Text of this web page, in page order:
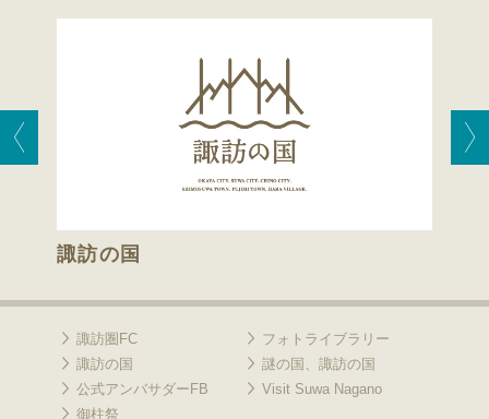
諏訪の国
諏訪圏FC
フォトライブラリー
諏訪の国
謎の国、諏訪の国
公式アンバサダーFB
Visit Suwa Nagano
御柱祭